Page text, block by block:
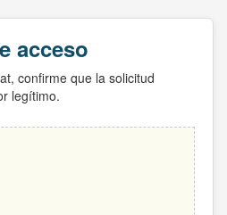
acceso
confirme que la solicitud
legítimo.